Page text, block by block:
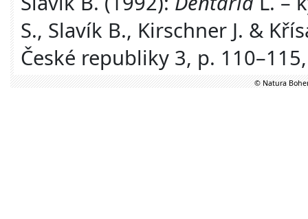
S., Slavík B., Kirschner J. &
České republiky 3, p.
© Natura